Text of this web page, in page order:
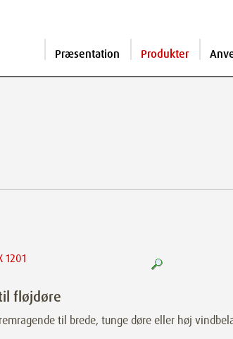
Præsentation Produkter
til fløjdøre
til brede, tunge døre eller høj